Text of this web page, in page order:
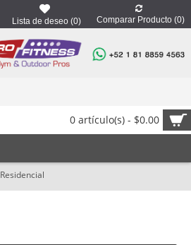
Lista de deseo (0) Comparar Producto (0)
0 artículo(s) - $0.00
Residencial